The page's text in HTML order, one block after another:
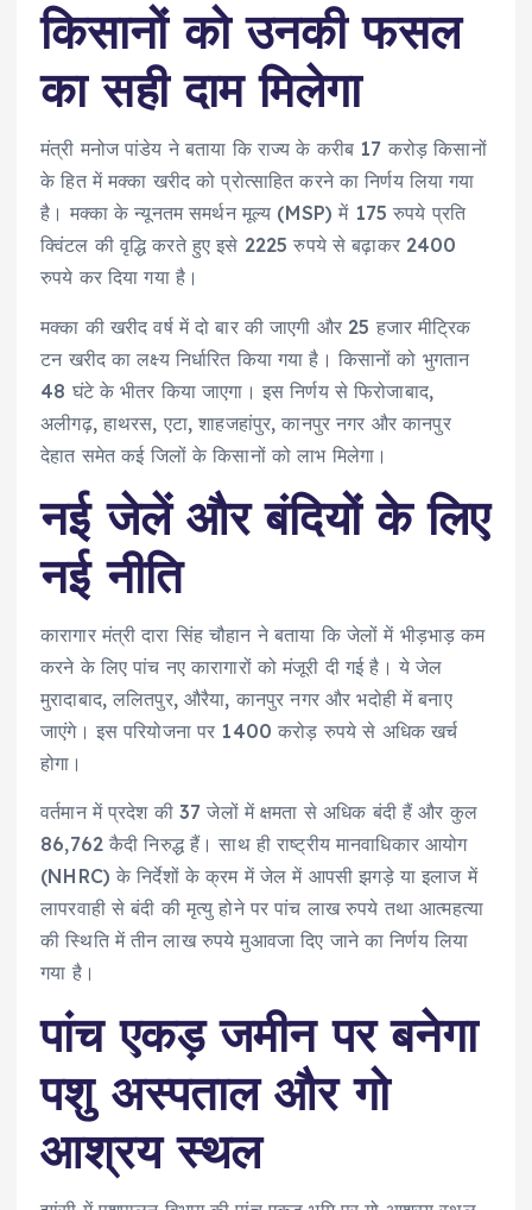
किसानों को उनकी फसल
का सही दाम मिलेगा
मंत्री मनोज पांडेय ने बताया कि राज्य के करीब 17 करोड़ किसानों
के हित में मक्का खरीद को प्रोत्साहित करने का निर्णय लिया गया
है। मक्का के न्यूनतम समर्थन मूल्य (MSP) में 175 रुपये प्रति
क्विंटल की वृद्धि करते हुए इसे 2225 रुपये से बढ़ाकर 2400
रुपये कर दिया गया है।
मक्का की खरीद वर्ष में दो बार की जाएगी और 25 हजार मीट्रिक
टन खरीद का लक्ष्य निर्धारित किया गया है। किसानों को भुगतान
48 घंटे के भीतर किया जाएगा। इस निर्णय से फिरोजाबाद,
अलीगढ़, हाथरस, एटा, शाहजहांपुर, कानपुर नगर और कानपुर
देहात समेत कई जिलों के किसानों को लाभ मिलेगा।
नई जेलें और बंदियों के लिए
नई नीति
कारागार मंत्री दारा सिंह चौहान ने बताया कि जेलों में भीड़भाड़ कम
करने के लिए पांच नए कारागारों को मंजूरी दी गई है। ये जेल
मुरादाबाद, ललितपुर, औरैया, कानपुर नगर और भदोही में बनाए
जाएंगे। इस परियोजना पर 1400 करोड़ रुपये से अधिक खर्च
होगा।
वर्तमान में प्रदेश की 37 जेलों में क्षमता से अधिक बंदी हैं और कुल
86,762 कैदी निरुद्ध हैं। साथ ही राष्ट्रीय मानवाधिकार आयोग
(NHRC) के निर्देशों के क्रम में जेल में आपसी झगड़े या इलाज में
लापरवाही से बंदी की मृत्यु होने पर पांच लाख रुपये तथा आत्महत्या
की स्थिति में तीन लाख रुपये मुआवजा दिए जाने का निर्णय लिया
गया है।
पांच एकड़ जमीन पर बनेगा
पशु अस्पताल और गो
आश्रय स्थल